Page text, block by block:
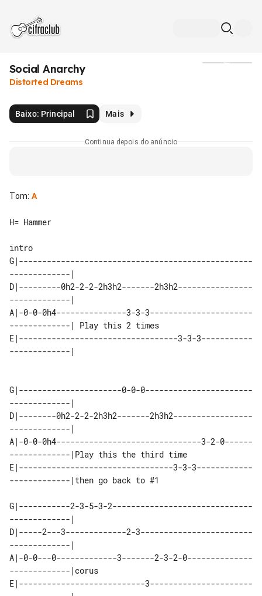
Social Anarchy
Distorted Dreams
Baixo: Principal Mais
Continua depois do anúncio
Tom: A
H= Hammer
intro
G|--------------------------------------------------
-------------|
D|---------0h2-2-2-2h3h2-------2h3h2----------------
-------------|
A|-0-0-0h4---------------3-3-3----------------------
E|----------------------------------3-3-3-----------
-------------|
G|----------------------0-0-0-----------------------
-------------|
D|--------0h2-2-2-2h3h2-------2h3h2-----------------
-------------|
A|-0-0-0h4-------------------------------3-2-0------
-------------|Play this the third time
E|---------------------------------3-3-3------------
-------------|then go back to #1
G|-----------2-3-5-3-2------------------------------
-------------|
D|-----2---3-------------2-3------------------------
-------------|
A|-0-0---0-------------3-------2-3-2-0--------------
-------------|corus
E|---------------------------3----------------------